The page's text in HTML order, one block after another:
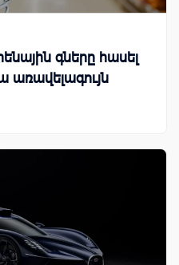
գները հասել
առավելագույն